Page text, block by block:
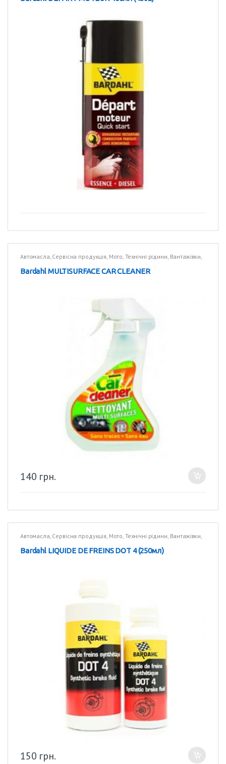
Автомасла, Сервісна продукція, Мото, Технічні рідини, Вантажівки,
Bardahl MULTISURFACE CAR CLEANER
140 грн.
Автомасла, Сервісна продукція, Мото, Технічні рідини, Вантажівки,
Bardahl LIQUIDE DE FREINS DOT 4 (250мл)
150 грн.